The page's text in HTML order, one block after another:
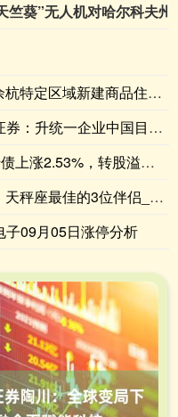
域新建商品住宅一次性给予
统一企业中国目标价至9.
涨2.53%，转股溢价率2
最佳的3位伴侣_星座_co
09月05日涨停分析